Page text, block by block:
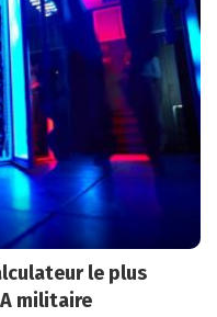
le plus
militaire